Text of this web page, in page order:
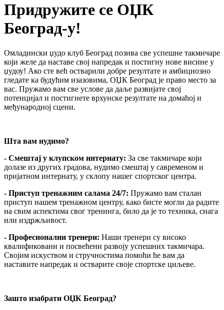
Придружите се ОЏК
Београд-у!
Омладински џудо клуб Београд позива све успешне такмичаре
који желе да наставе свој напредак и постигну нове висине у
џудоу! Ако сте већ остварили добре резултате и амбициозно
гледате ка будућим изазовима, ОЏК Београд је право место за
вас. Пружамо вам све услове да даље развијате свој
потенцијал и постигнете врхунске резултате на домаћој и
међународној сцени.
Шта вам нудимо?
- Смештај у клупском интернату: За све такмичаре који
долазе из других градова, нудимо смештај у савременом и
пријатном интернату, у склопу нашег спортског центра.
- Приступ тренажним салама 24/7: Пружамо вам сталан
приступ нашем тренажном центру, како бисте могли да радите
на свим аспектима свог тренинга, било да је то техника, снага
или издржљивост.
- Професионални тренери: Наши тренери су високо
квалификовани и посвећени развоју успешних такмичара.
Својим искуством и стручностима помоћи ће вам да
наставите напредак и остварите своје спортске циљеве.
Зашто изабрати ОЏК Београд?